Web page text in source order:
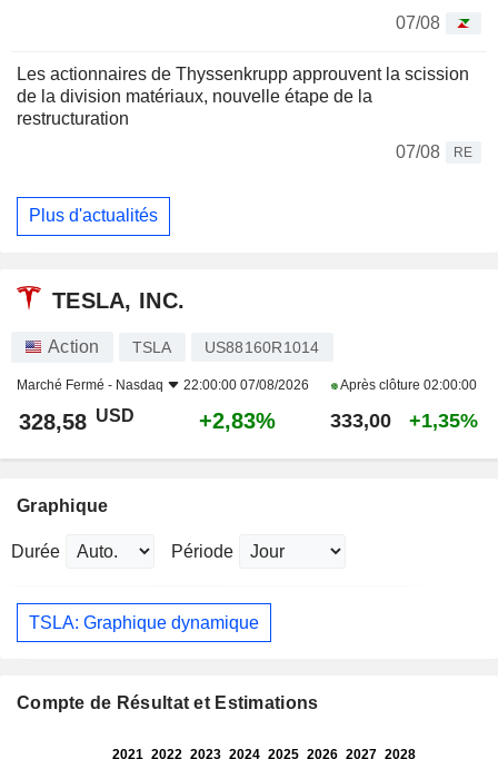
07/08
Les actionnaires de Thyssenkrupp approuvent la scission
de la division matériaux, nouvelle étape de la
restructuration
07/08
RE
Plus d'actualités
TESLA, INC.
Action TSLA US88160R1014
Marché Fermé - Nasdaq 22:00:00 07/08/2026 Après clôture 02:00:00
328,58 USD +2,83% 333,00 +1,35%
Graphique
Durée Période
TSLA: Graphique dynamique
Compte de Résultat et Estimations